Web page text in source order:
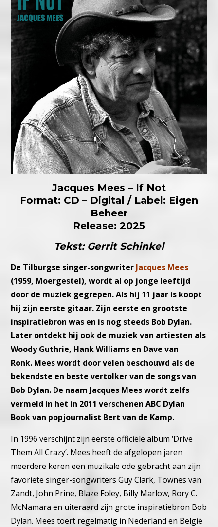
Jacques Mees – If Not
Format: CD – Digital / Label: Eigen
Beheer
Release: 2025
Tekst: Gerrit Schinkel
De Tilburgse singer-songwriter Jacques Mees
(1959, Moergestel), wordt al op jonge leeftijd
door de muziek gegrepen. Als hij 11 jaar is koopt
hij zijn eerste gitaar. Zijn eerste en grootste
inspiratiebron was en is nog steeds Bob Dylan.
Later ontdekt hij ook de muziek van artiesten als
Woody Guthrie, Hank Williams en Dave van
Ronk. Mees wordt door velen beschouwd als de
bekendste en beste vertolker van de songs van
Bob Dylan. De naam Jacques Mees wordt zelfs
vermeld in het in 2011 verschenen ABC Dylan
Book van popjournalist Bert van de Kamp.
In 1996 verschijnt zijn eerste officiële album ‘Drive
Them All Crazy’. Mees heeft de afgelopen jaren
meerdere keren een muzikale ode gebracht aan zijn
favoriete singer-songwriters Guy Clark, Townes van
Zandt, John Prine, Blaze Foley, Billy Marlow, Rory C.
McNamara en uiteraard zijn grote inspiratiebron Bob
Dylan. Mees toert regelmatig in Nederland en België